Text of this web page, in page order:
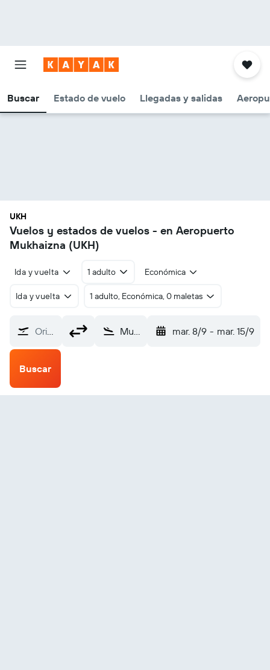
Buscar Estado de vuelo Llegadas y salidas
UKH
Vuelos y estados de vuelos - en Aeropuerto
Mukhaizna (UKH)
Ida y vuelta 1 adulto Económica
Ida y vuelta 1 adulto, Económica, 0 maletas
Origen Mukhaizna (UKH) mar. 8/9 - mar. 15/9
Buscar